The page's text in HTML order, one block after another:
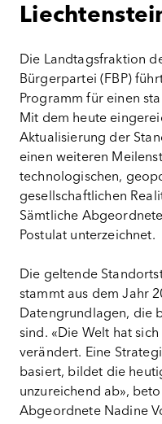
Die Landtagsfraktion
Bürgerpartei (FBP)
Programm für einen
Mit dem heute
Aktualisierung der
einen weiteren
technologischen,
gesellschaftlichen
Sämtliche
Postulat unterzeichnet.
Die geltende
stammt aus dem Jahr
Datengrundlagen, die
sind. «Die Welt hat
verändert. Eine
basiert, bildet die
unzureichend ab»,
Abgeordnete Nadine